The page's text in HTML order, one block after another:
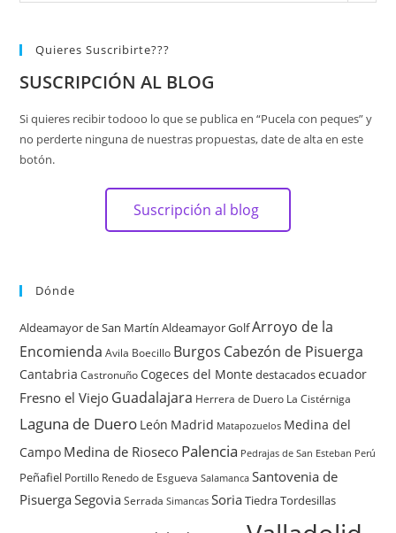
Quieres Suscribirte???
SUSCRIPCIÓN AL BLOG
Si quieres recibir todooo lo que se publica en “Pucela con peques” y
no perderte ninguna de nuestras propuestas, date de alta en este
botón.
Suscripción al blog
Dónde
Aldeamayor de San Martín Aldeamayor GolfArroyo de la
Encomienda Avila Boecillo Burgos Cabezón de Pisuerga
Cantabria Castronuño Cogeces del Monte destacadosecuador
Fresno el Viejo Guadalajara Herrera de Duero La Cistérniga
Laguna de Duero León Madrid Matapozuelos Medina del
Campo Medina de Rioseco Palencia Pedrajas de San Esteban Perú
Peñafiel Portillo Renedo de Esgueva Salamanca Santovenia de
PisuergaSegovia Serrada Simancas SoriaTiedraTordesillas